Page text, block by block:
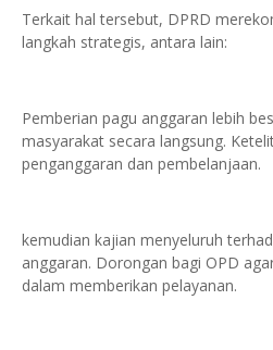
Terkait hal tersebut, DPRD
langkah strategis, antara lain:
Pemberian pagu anggaran lebih
masyarakat secara langsung.
penganggaran dan pembelanjaan.
kemudian kajian menyeluruh
anggaran. Dorongan bagi OPD
dalam memberikan pelayanan.